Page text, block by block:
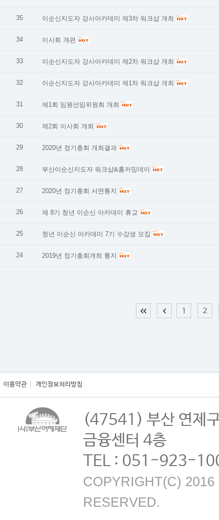
35 이순신지도자 강사아카데미 제3차 워크샵 개최
34 이사회 개편
33 이순신지도자 강사아카데미 제2차 워크샵 개최
32 이순신지도자 강사아카데미 제1차 워크샵 개최
31 제1회 임원선임위원회 개최
30 제2회 이사회 개최
29 2020년 정기총회 개최결과
28 부산이순신지도자 워크샵&홈커밍데이
27 2020년 정기총회 서면통지
26 제 8기 청년 이순신 아카데미 휴교
25 청년 이순신 아카데미 7기 수강생 모집
24 2019년 정기총회개최 통지
1 2
이용약관 개인정보처리방침
(47541) 부산 연제
금융센터 4층
TEL : 051-923-
COPYRIGHT(C)
RESERVED.